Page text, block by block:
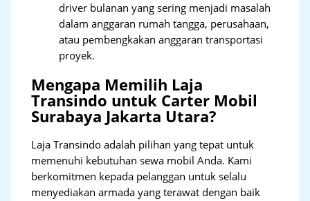
driver bulanan yang sering menjadi masalah
dalam anggaran rumah tangga, perusahaan,
atau pembengkakan anggaran transportasi
proyek.
Mengapa Memilih Laja
Transindo untuk Carter Mobil
Surabaya Jakarta Utara?
Laja Transindo adalah pilihan yang tepat untuk
memenuhi kebutuhan sewa mobil Anda. Kami
berkomitmen kepada pelanggan untuk selalu
menyediakan armada yang terawat dengan baik